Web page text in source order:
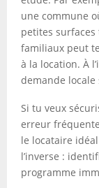
une commune
petites
familiaux peut
à la location. À
demande locale
Si tu veux
erreur
le locataire
l’inverse :
programme